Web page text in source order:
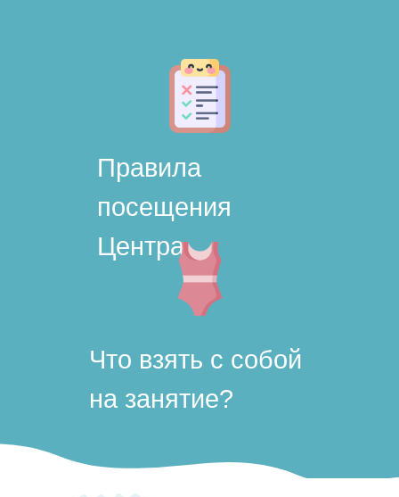
Правила
посещения
Центра
Что взять с собой
на занятие?